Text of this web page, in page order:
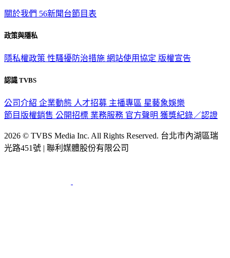
關於我們 56新聞台節目表
政策與隱私
隱私權政策 性騷擾防治措施 網站使用協定 版權宣告
認識 TVBS
公司介紹 企業動態 人才招募 主播專區 星藝象娛樂
節目版權銷售 公開招標 業務服務 官方聲明 獲獎紀錄／認證
2026 © TVBS Media Inc. All Rights Reserved. 台北市內湖區瑞
光路451號 | 聯利媒體股份有限公司